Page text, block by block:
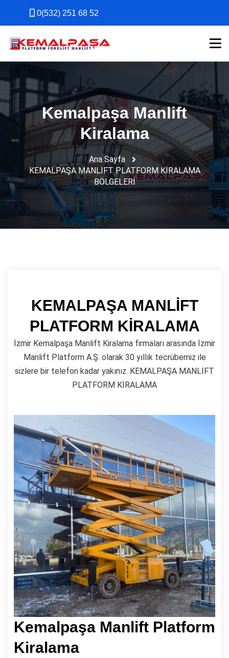
0(532) 251 68 52
0(532) 251 68 52
Kemalpaşa Manlift
Kiralama
Ana Sayfa
KEMALPAŞA MANLİFT PLATFORM KİRALAMA
BÖLGELERİ
KEMALPAŞA MANLİFT
PLATFORM KİRALAMA
İzmir Kemalpaşa Manlift Kiralama firmaları arasında İzmir
Manlift Platform A.Ş. olarak 30 yıllık tecrübemiz ile
sizlere bir telefon kadar yakınız. KEMALPAŞA MANLİFT
PLATFORM KİRALAMA
Kemalpaşa Manlift Platform
Kiralama